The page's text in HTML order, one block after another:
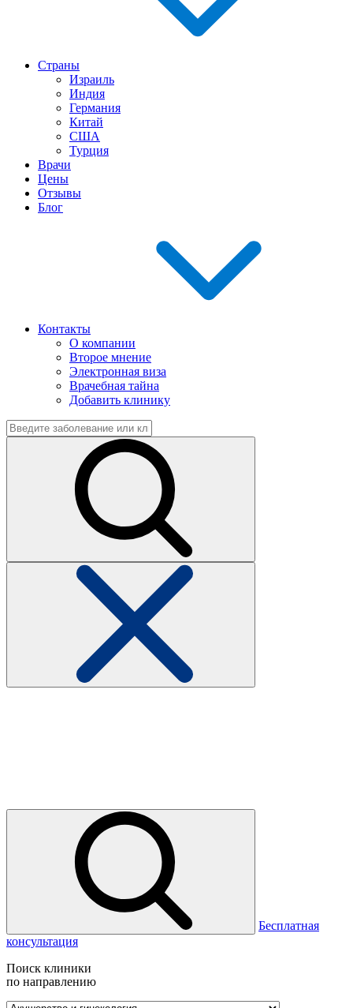
Страны
Израиль
Индия
Германия
Китай
США
Турция
Врачи
Цены
Отзывы
Блог
Контакты
О компании
Второе мнение
Электронная виза
Врачебная тайна
Добавить клинику
Бесплатная
консультация
Поиск клиники
по направлению